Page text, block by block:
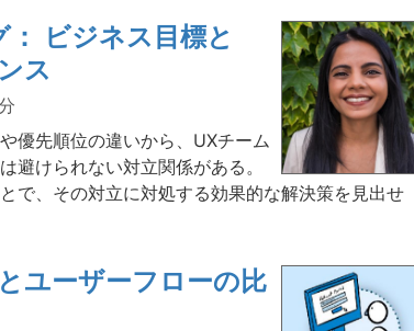
ビジネス目標と
ス
優先順位の違いから、UXチーム
避けられない対立関係がある。
で、その対立に対処する効果的な解決策を見出せ
ユーザーフローの比